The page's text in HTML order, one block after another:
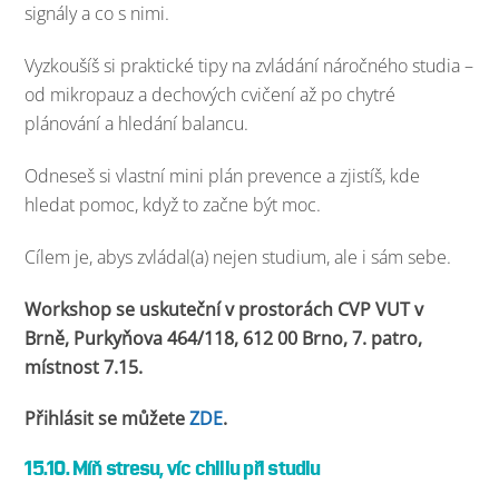
signály a co s nimi.
Vyzkoušíš si praktické tipy na zvládání náročného studia –
od mikropauz a dechových cvičení až po chytré
plánování a hledání balancu.
Odneseš si vlastní mini plán prevence a zjistíš, kde
hledat pomoc, když to začne být moc.
Cílem je, abys zvládal(a) nejen studium, ale i sám sebe.
Workshop se uskuteční v prostorách CVP VUT v
Brně, Purkyňova 464/118, 612 00 Brno, 7. patro,
místnost 7.15.
Přihlásit se můžeteZDE.
15.10. Míň stresu, víc chillu při studiu